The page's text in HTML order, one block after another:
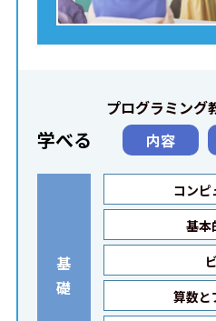
プログラミング
学べる 内容
基
礎
コンピ
基本
算数と